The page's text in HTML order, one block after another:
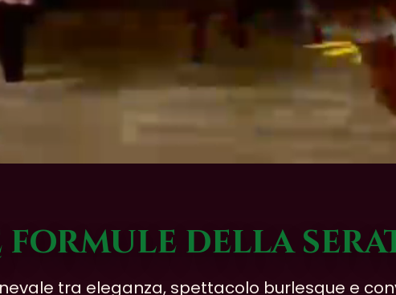
formule della
tra eleganza, spettacolo burlesque e